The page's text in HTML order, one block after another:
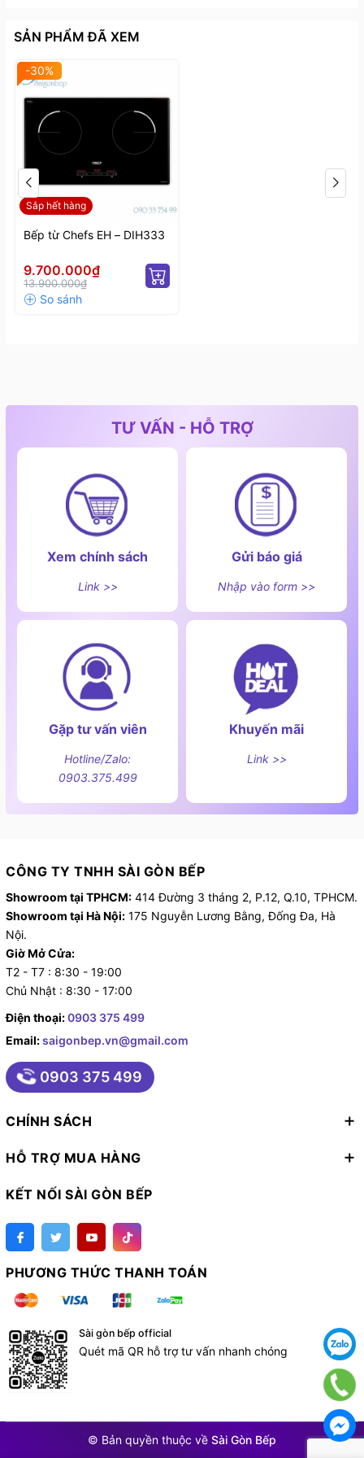
SẢN PHẨM ĐÃ XEM
Sắp hết hàng
-30%
Bếp từ Chefs EH – DIH333
9.700.000₫
13.900.000₫
TƯ VẤN - HỖ TRỢ
Xem chính sách
Link >>
Gửi báo giá
Nhập vào form >>
Gặp tư vấn viên
Hotline/Zalo:
0903.375.499
Khuyến mãi
Link >>
CÔNG TY TNHH SÀI GÒN BẾP
Showroom tại TPHCM: 414 Đường 3 tháng 2, P.12, Q.10, TPHCM.
Showroom tại Hà Nội: 175 Nguyễn Lương Bằng, Đống Đa, Hà
Nội.
Giờ Mở Cửa:
T2 - T7 : 8:30 - 19:00
Chủ Nhật : 8:30 - 17:00
Điện thoại:0903 375 499
Email:saigonbep.vn@gmail.com
0903 375 499
CHÍNH SÁCH
HỖ TRỢ MUA HÀNG
KẾT NỐI SÀI GÒN BẾP
PHƯƠNG THỨC THANH TOÁN
Sài gòn bếp official
Quét mã QR hỗ trợ tư vấn nhanh chóng
© Bản quyền thuộc về Sài Gòn Bếp